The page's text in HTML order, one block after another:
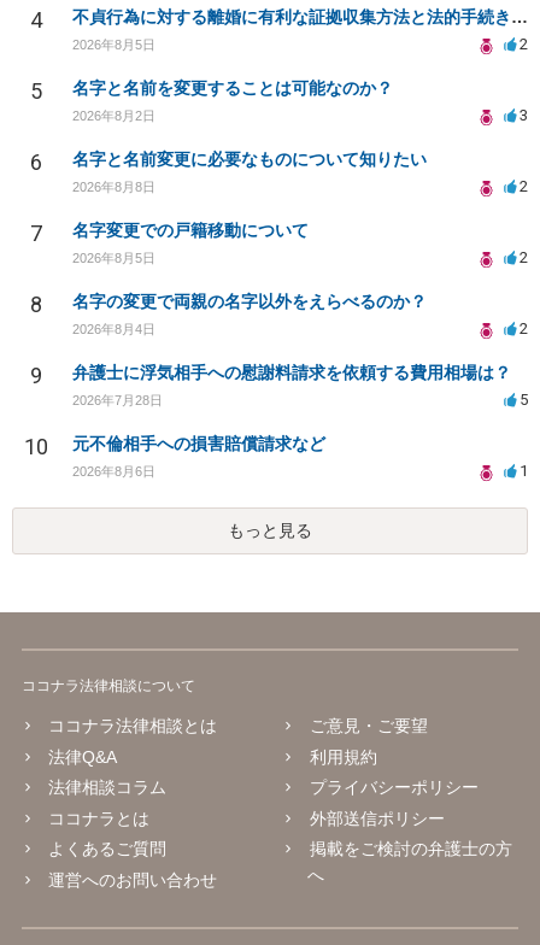
4 不貞行為に対する離婚に有利な証拠収集方法と法的手続きについて
2026年8月5日 2
5 名字と名前を変更することは可能なのか？
2026年8月2日 3
6 名字と名前変更に必要なものについて知りたい
2026年8月8日 2
7 名字変更での戸籍移動について
2026年8月5日 2
8 名字の変更で両親の名字以外をえらべるのか？
2026年8月4日 2
9 弁護士に浮気相手への慰謝料請求を依頼する費用相場は？
2026年7月28日 5
10 元不倫相手への損害賠償請求など
2026年8月6日 1
もっと見る
ココナラ法律相談について
ココナラ法律相談とは
法律Q&A
法律相談コラム
ココナラとは
よくあるご質問
運営へのお問い合わせ
ご意見・ご要望
利用規約
プライバシーポリシー
外部送信ポリシー
掲載をご検討の弁護士の方
へ